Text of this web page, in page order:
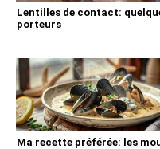
Lentilles de contact:
porteurs
Ma recette préférée: les